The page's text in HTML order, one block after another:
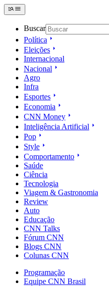
Buscar
Política
Eleições
Internacional
Nacional
Agro
Infra
Esportes
Economia
CNN Money
Inteligência Artificial
Pop
Style
Comportamento
Saúde
Ciência
Tecnologia
Viagem & Gastronomia
Review
Auto
Educação
CNN Talks
Fórum CNN
Blogs CNN
Colunas CNN
Programação
Equipe CNN Brasil